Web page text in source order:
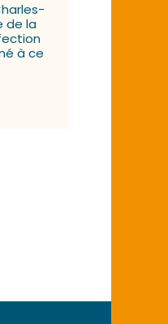
de la
à ce